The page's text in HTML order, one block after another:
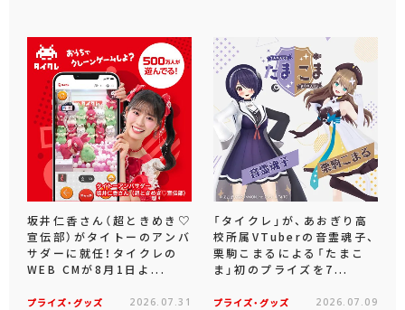
坂井仁香さん（超ときめき♡
宣伝部）がタイトーのアンバ
サダーに就任！タイクレの
WEB CMが8月1日よ...
プライズ・グッズ 2026.07.31
「タイクレ」が、あおぎり高
校所属VTuberの音霊魂子、
栗駒こまるによる「たまこ
ま」初のプライズを7...
プライズ・グッズ 2026.07.09